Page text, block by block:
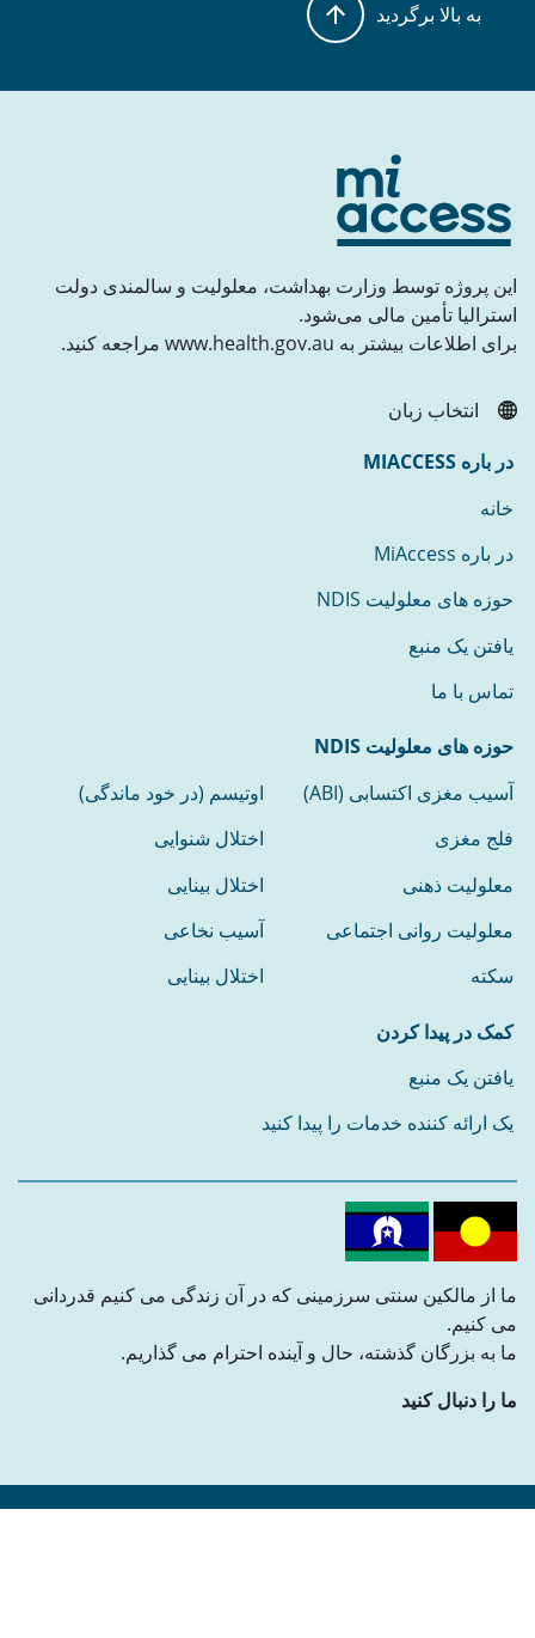
به بالا برگردید
این پروژه توسط وزارت بهداشت، معلولیت و سالمندی دولت
استرالیا تأمین مالی می‌شود.
برای اطلاعات بیشتر به www.health.gov.au مراجعه کنید.
انتخاب زبان
در باره MIACCESS
خانه
در باره MiAccess
حوزه های معلولیت NDIS
یافتن یک منبع
تماس با ما
حوزه های معلولیت NDIS
آسیب مغزی اکتسابی (ABI)
اوتیسم (در خود ماندگی)
فلج مغزی
اختلال شنوایی
معلولیت ذهنی
اختلال بینایی
معلولیت روانی اجتماعی
آسیب نخاعی
سکته
اختلال بینایی
کمک در پیدا کردن
یافتن یک منبع
یک ارائه کننده خدمات را پیدا کنید
ما از مالکین سنتی سرزمینی که در آن زندگی می کنیم قدردانی
می کنیم.
ما به بزرگان گذشته، حال و آینده احترام می گذاریم.
ما را دنبال کنید